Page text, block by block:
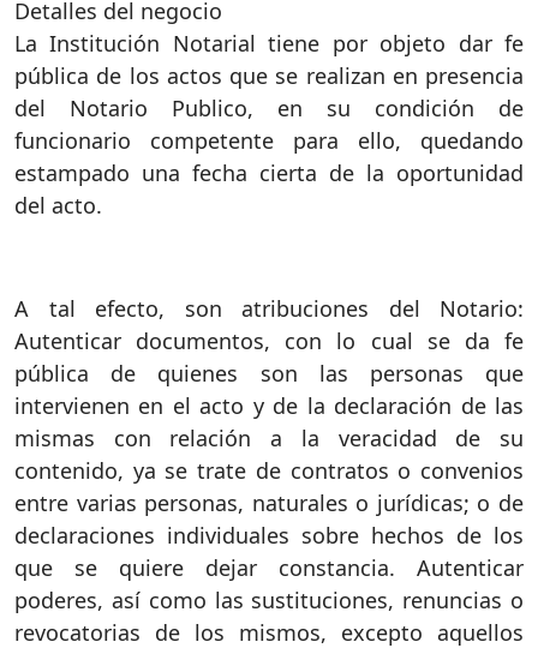
Detalles del negocio
La Institución Notarial tiene por objeto dar fe
pública de los actos que se realizan en presencia
del Notario Publico, en su condición de
funcionario competente para ello, quedando
estampado una fecha cierta de la oportunidad
del acto.
A tal efecto, son atribuciones del Notario:
Autenticar documentos, con lo cual se da fe
pública de quienes son las personas que
intervienen en el acto y de la declaración de las
mismas con relación a la veracidad de su
contenido, ya se trate de contratos o convenios
entre varias personas, naturales o jurídicas; o de
declaraciones individuales sobre hechos de los
que se quiere dejar constancia. Autenticar
poderes, así como las sustituciones, renuncias o
revocatorias de los mismos, excepto aquellos